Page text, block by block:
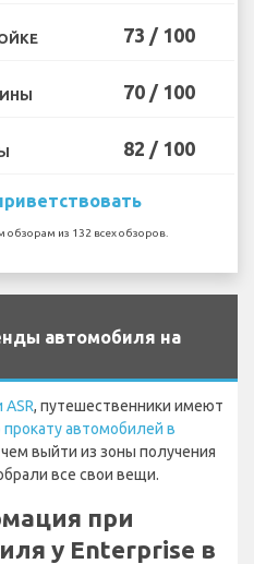
73 / 100
70 / 100
82 / 100
из 132 всех обзоров.
автомобиля на
, путешественники имеют
автомобилей в
выйти из зоны получения
все свои вещи.
при
у Enterprise в